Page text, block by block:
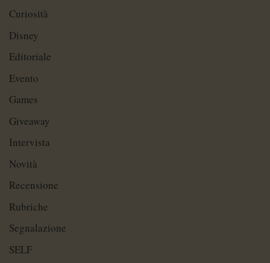
Curiosità
Disney
Editoriale
Evento
Games
Giveaway
Intervista
Novità
Recensione
Rubriche
Segnalazione
SELF